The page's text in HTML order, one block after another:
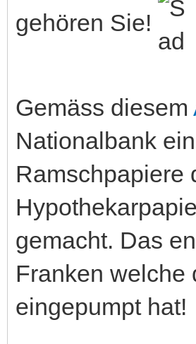
gehören Sie!
Gemäss diesem
Nationalbank
Ramschpapiere
gemacht. Das
Franken welche
eingepumpt hat!